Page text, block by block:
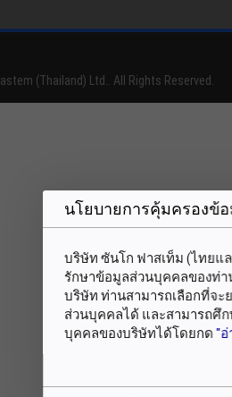
(Thailand) Ltd.. All Rights Reserved.
นโยบายการคุ้มครองข้
บริษัท ซันโก ฟาสเท็ม (ไทยแ
รักษาข้อมูลส่วนบุคคลของท่า
บริษัท ท่านสามารถเลือกที่จะ
ส่วนบุคคลได้ และสามารถศึ
บุคคลของบริษัทได้โดยกด"อ่